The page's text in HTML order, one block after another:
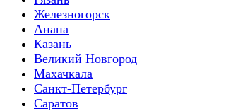
Железногорск
Анапа
Казань
Великий Новгород
Махачкала
Санкт-Петербург
Саратов